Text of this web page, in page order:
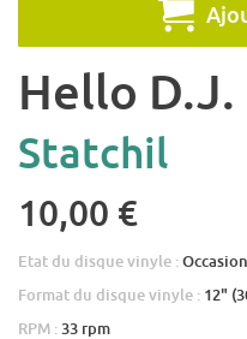
Hello
Statchil
10,00 €
Etat du disque vinyle :Occasion
Format du disque vinyle : 12"
RPM : 33 rpm